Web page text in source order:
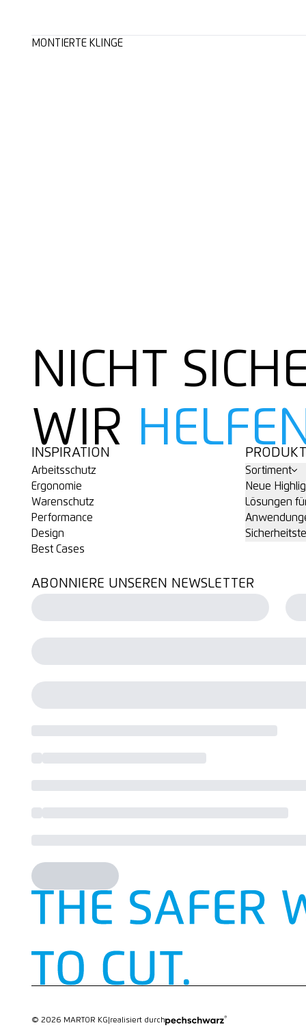
MONTIERTE KLINGE
NICHT
WIR
INSPIRATION
Arbeitsschutz
Ergonomie
Warenschutz
Performance
Design
Best Cases
Sortiment
Neue
Lösungen
ABONNIERE UNSEREN NEWSLETTER
© 2026 MARTOR KG realisiert durch